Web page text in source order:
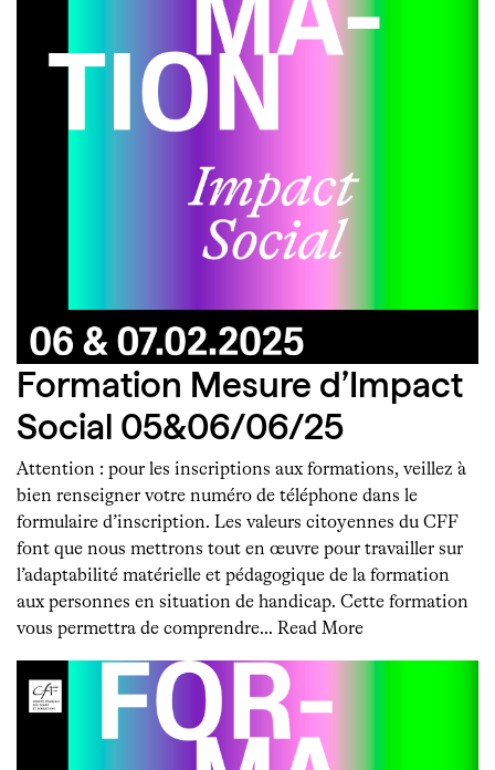
Formation Mesure d’Impact
Social 05&06/06/25
Attention : pour les inscriptions aux formations, veillez à
bien renseigner votre numéro de téléphone dans le
formulaire d’inscription. Les valeurs citoyennes du CFF
font que nous mettrons tout en œuvre pour travailler sur
l’adaptabilité matérielle et pédagogique de la formation
aux personnes en situation de handicap. Cette formation
vous permettra de comprendre… Read More